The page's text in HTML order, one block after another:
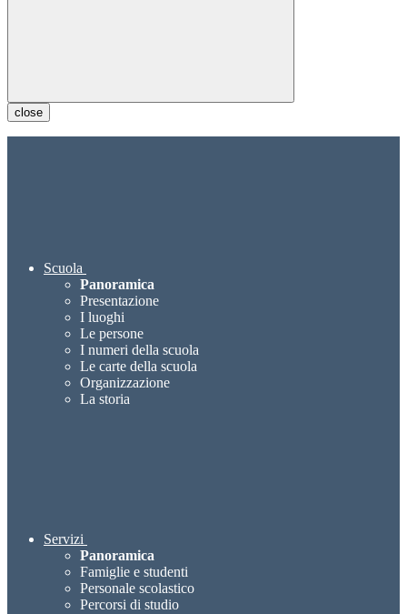
close
Scuola
Panoramica
Presentazione
I luoghi
Le persone
I numeri della scuola
Le carte della scuola
Organizzazione
La storia
Servizi
Panoramica
Famiglie e studenti
Personale scolastico
Percorsi di studio